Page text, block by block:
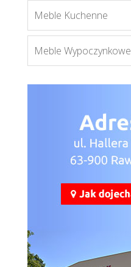
Meble Kuchenne
Meble Wypoczynkowe